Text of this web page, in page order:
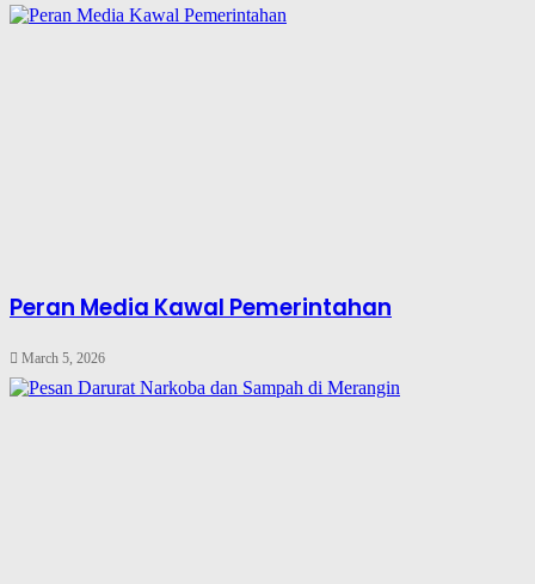
Peran Media Kawal Pemerintahan
March 5, 2026